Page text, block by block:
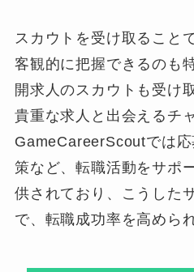
スカウトを受け取ること
客観的に把握できるのも
開求人のスカウトも受け
貴重な求人と出会えるチ
GameCareerScoutでは
策など、転職活動をサポ
供されており、こうした
で、転職成功率を高めら